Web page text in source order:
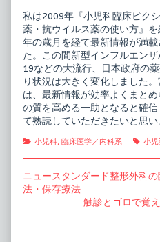
私は2009年『小児科臨床ピク
薬・抗ウイルス薬の使い方』
年の歳月を経て最新情報が満
た。この間新型インフルエン
19などの大流行、日本政府の
り状況は大きく変化しました
は、最新情報が効率よくまと
の質を高める一助となると確
て熟読していただきたいと思い
Categories
小児科, 臨床医学／内科系 Tags
小
投
稿
Previous
post:
ニュースタンダード整形外
法・保存療法
Next
触診とゴロで覚